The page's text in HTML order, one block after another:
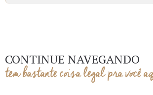
CONTINUE NAVEGANDO
tem bastante coisa legal pra você